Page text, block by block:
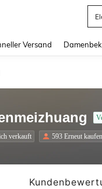
Versand
verkauft 593 Erneut kaufen